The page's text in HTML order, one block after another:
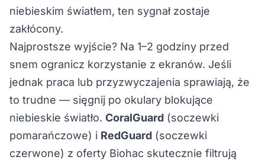
niebieskim światłem, ten sygnał zostaje
zakłócony.
Najprostsze wyjście? Na 1–2 godziny przed
snem ogranicz korzystanie z ekranów. Jeśli
jednak praca lub przyzwyczajenia sprawiają, że
to trudne — sięgnij po okulary blokujące
niebieskie światło. CoralGuard (soczewki
pomarańczowe) i RedGuard (soczewki
czerwone) z oferty Biohac skutecznie filtrują